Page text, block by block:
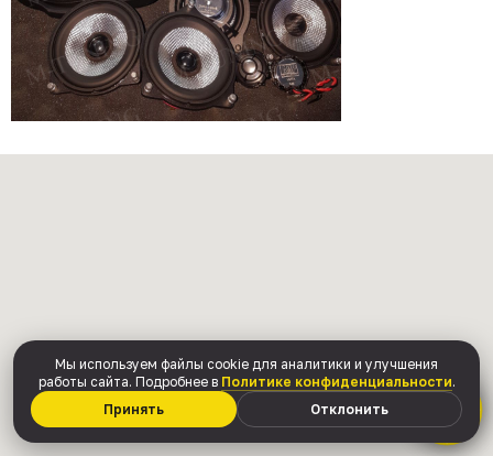
Мы используем файлы cookie для аналитики и улучшения
работы сайта. Подробнее в Политике конфиденциальности.
Принять
Отклонить